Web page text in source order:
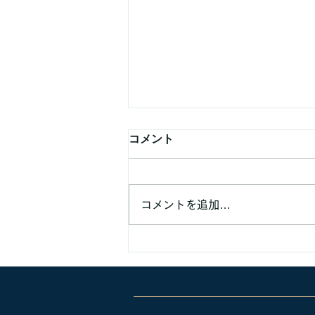
方へ
コメント
コメントを追加…